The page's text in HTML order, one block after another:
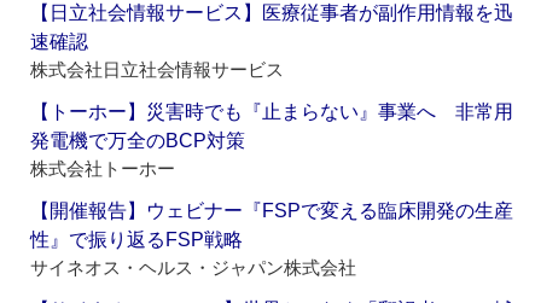
【日立社会情報サービス】医療従事者が副作用情報を迅
速確認
株式会社日立社会情報サービス
【トーホー】災害時でも『止まらない』事業へ 非常用
発電機で万全のBCP対策
株式会社トーホー
【開催報告】ウェビナー『FSPで変える臨床開発の生産
性』で振り返るFSP戦略
サイネオス・ヘルス・ジャパン株式会社